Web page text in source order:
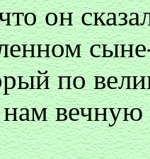
он
по
нам